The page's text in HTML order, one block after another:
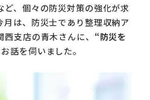
ご案内
お知らせ
家事スタッフ募集
ど、個々の防災対策の強化が求
は、防災士であり整理収納ア
支店の青木さんに、 “防災を
話を伺いました。